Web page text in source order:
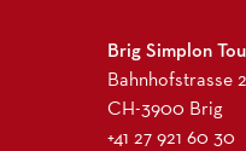
Brig Simplon
Bahnhofstrasse 2
CH-3900 Brig
+41 27 921 60 30